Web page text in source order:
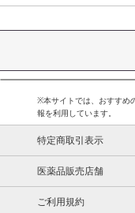
※本サイトでは、おすすめ
報を利用しています。
特定商取引表示
医薬品販売店舗
ご利用規約